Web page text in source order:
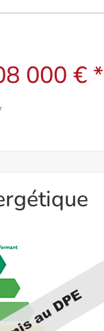
000 € *